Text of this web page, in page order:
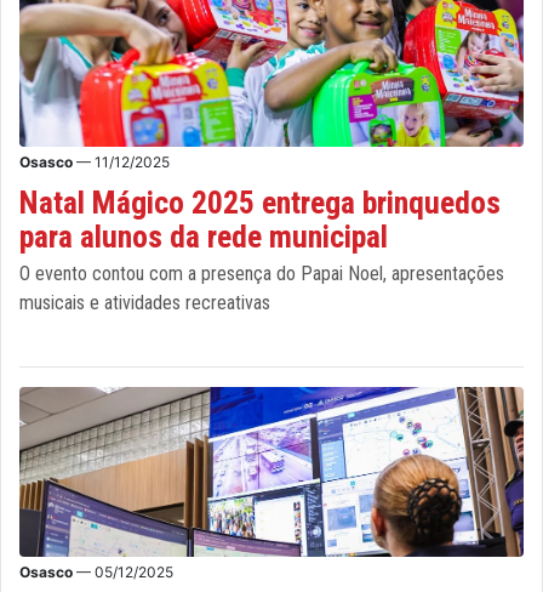
Osasco — 11/12/2025
Natal Mágico 2025 entrega brinquedos
para alunos da rede municipal
O evento contou com a presença do Papai Noel, apresentações
musicais e atividades recreativas
Osasco — 05/12/2025